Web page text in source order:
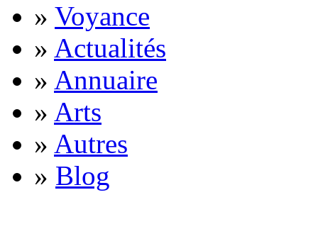
» Voyance
» Actualités
» Annuaire
» Arts
» Autres
» Blog